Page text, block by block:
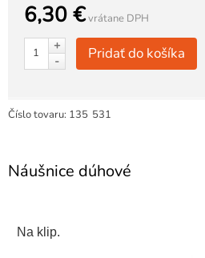
6,30 €vrátane DPH
+
-
Pridať do košíka
Číslo tovaru: 135 531
Náušnice dúhové
Na klip.